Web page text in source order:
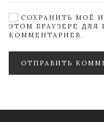
СОХРАНИТЬ МОЁ
ЭТОМ БРАУЗЕРЕ
КОММЕНТАРИЕВ.
ОТПРАВИТЬ